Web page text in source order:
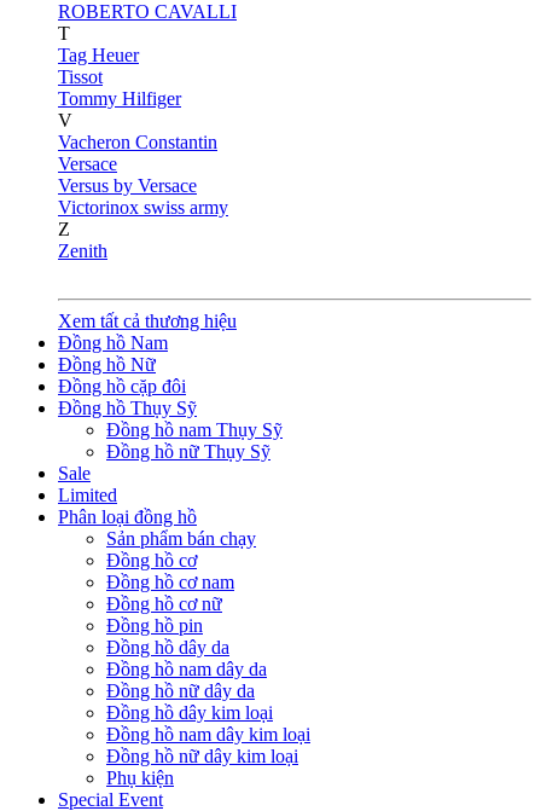
ROBERTO CAVALLI
T
Tag Heuer
Tissot
Tommy Hilfiger
V
Vacheron Constantin
Versace
Versus by Versace
Victorinox swiss army
Z
Zenith
Xem tất cả thương hiệu
Đồng hồ Nam
Đồng hồ Nữ
Đồng hồ cặp đôi
Đồng hồ Thụy Sỹ
Đồng hồ nam Thụy Sỹ
Đồng hồ nữ Thụy Sỹ
Sale
Limited
Phân loại đồng hồ
Sản phẩm bán chạy
Đồng hồ cơ
Đồng hồ cơ nam
Đồng hồ cơ nữ
Đồng hồ pin
Đồng hồ dây da
Đồng hồ nam dây da
Đồng hồ nữ dây da
Đồng hồ dây kim loại
Đồng hồ nam dây kim loại
Đồng hồ nữ dây kim loại
Phụ kiện
Special Event